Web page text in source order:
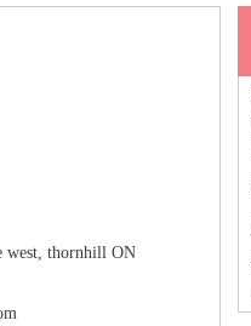
west, thornhill ON